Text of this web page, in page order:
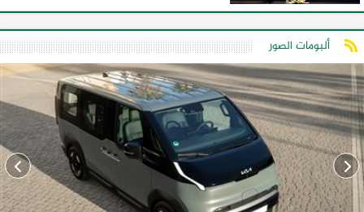
ألبومات الصور